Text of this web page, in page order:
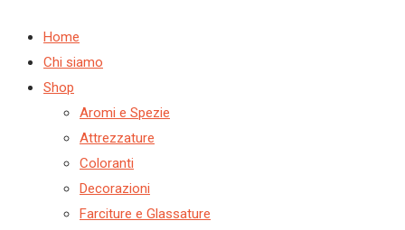
Home
Chi siamo
Shop
Aromi e Spezie
Attrezzature
Coloranti
Decorazioni
Farciture e Glassature